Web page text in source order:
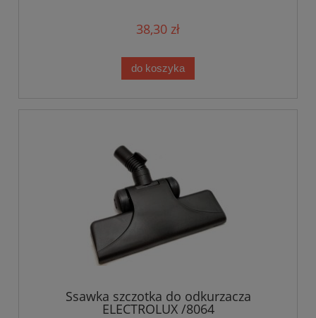
38,30 zł
do koszyka
Ssawka szczotka do odkurzacza
ELECTROLUX /8064